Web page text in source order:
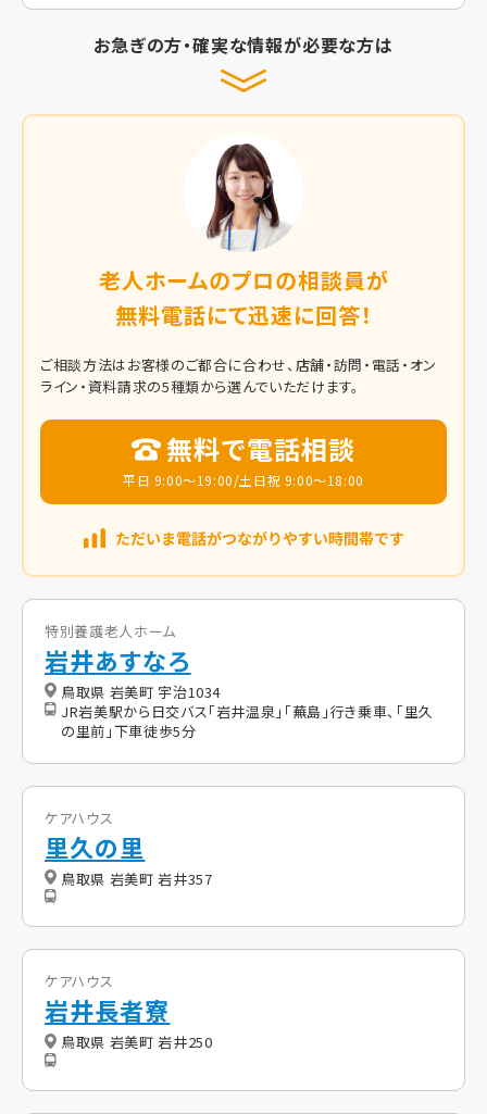
お急ぎの方・確実な情報が必要な方は
老人ホームのプロの相談員が
無料電話にて迅速に回答！
ご相談方法はお客様のご都合に合わせ、店舗・訪問・電話・オン
ライン・資料請求の5種類から選んでいただけます。
無料で電話相談
平日 9:00～19:00/土日祝 9:00～18:00
特別養護老人ホーム
岩井あすなろ
鳥取県 岩美町 宇治1034
JR岩美駅から日交バス「岩井温泉」「蕪島」行き乗車、「里久
の里前」下車徒歩5分
ケアハウス
里久の里
鳥取県 岩美町 岩井357
ケアハウス
岩井長者寮
鳥取県 岩美町 岩井250